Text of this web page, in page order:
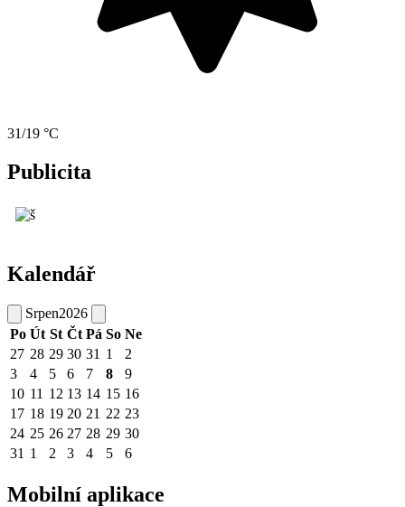
31/19 °C
Publicita
Kalendář
Srpen2026
Po Út St Čt Pá So Ne
27 28 29 30 31 1
2
3
4 5 6 7 8
9
10 11 12 13 14 15 16
17 18 19 20 21 22 23
24 25 26 27 28 29 30
31 1 2 3 4 5 6
Mobilní aplikace